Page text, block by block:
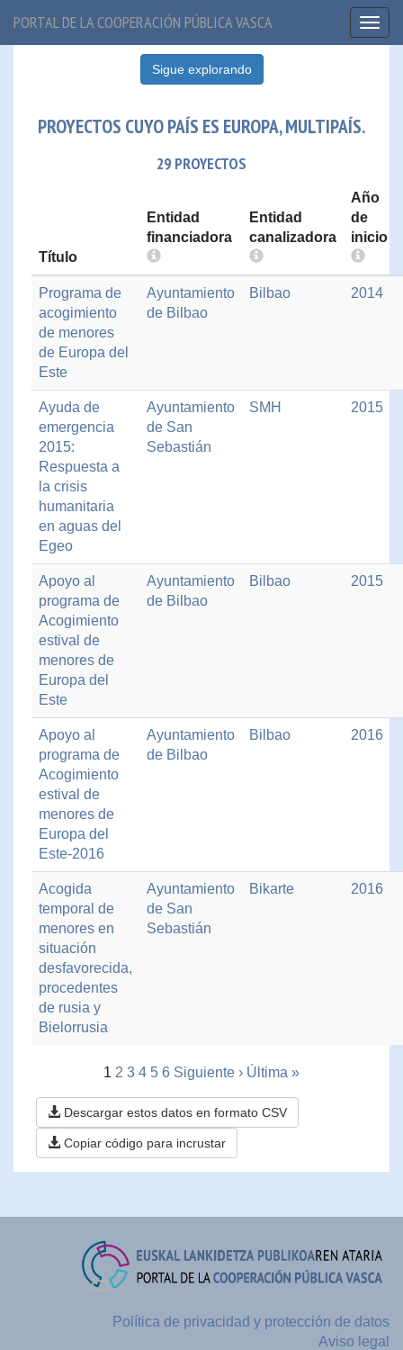
PORTAL DE LA COOPERACIÓN PÚBLICA VASCA
Sigue explorando
PROYECTOS CUYO PAÍS ES EUROPA, MULTIPAÍS.
29 PROYECTOS
Título
Entidad
financiadora
Entidad
canalizadora
Año
de
inicio
Programa de
acogimiento
de menores
de Europa del
Este
Ayuntamiento
de Bilbao
Bilbao 2014
Ayuda de
emergencia
2015:
Respuesta a
la crisis
humanitaria
en aguas del
Egeo
Ayuntamiento
de San
Sebastián
SMH 2015
Apoyo al
programa de
Acogimiento
estival de
menores de
Europa del
Este
Ayuntamiento
de Bilbao
Bilbao 2015
Apoyo al
programa de
Acogimiento
estival de
menores de
Europa del
Este-2016
Ayuntamiento
de Bilbao
Bilbao 2016
Acogida
temporal de
menores en
situación
desfavorecida,
procedentes
de rusia y
Bielorrusia
Ayuntamiento
de San
Sebastián
Bikarte 2016
1 2 3 4 5 6 Siguiente › Última »
Descargar estos datos en formato CSV
Copiar código para incrustar
Política de privacidad y protección de datos
Aviso legal